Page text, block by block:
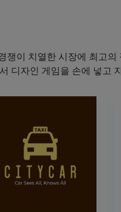
이 치열한 시장에 최고
디자인 게임을 손에 넣고